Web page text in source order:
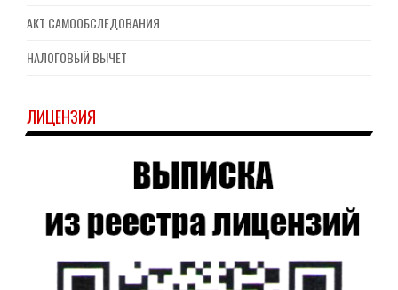
АКТ САМООБСЛЕДОВАНИЯ
НАЛОГОВЫЙ ВЫЧЕТ
ЛИЦЕНЗИЯ